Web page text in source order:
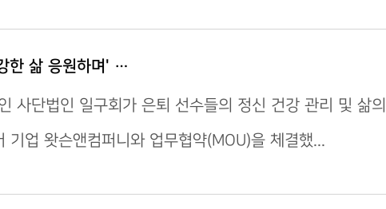
한 삶 응원하며' …
사단법인 일구회가 은퇴 선수들의 정신 건강 관리 및 삶
기업 왓슨앤컴퍼니와 업무협약(MOU)을 체결했...